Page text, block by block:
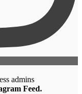
admins
Feed.